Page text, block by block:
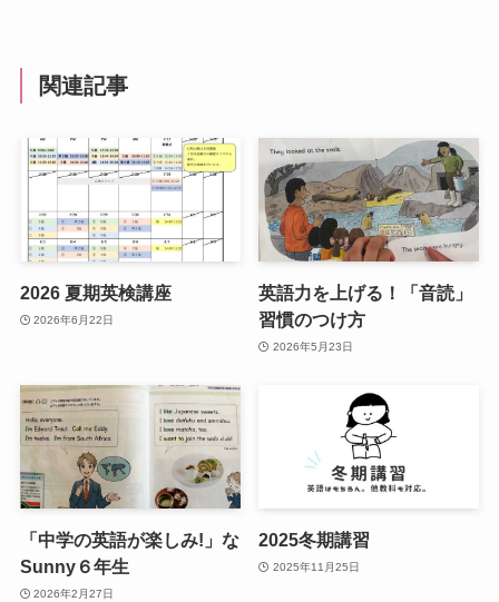
関連記事
2026 夏期英検講座
2026年6月22日
英語力を上げる！「音読」
習慣のつけ方
2026年5月23日
「中学の英語が楽しみ!」な
Sunny６年生
2026年2月27日
2025冬期講習
2025年11月25日